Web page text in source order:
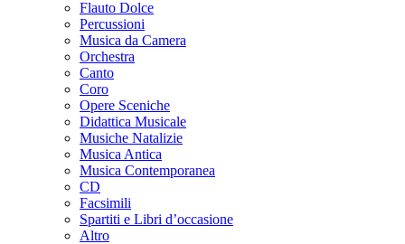
Flauto Dolce
Percussioni
Musica da Camera
Orchestra
Canto
Coro
Opere Sceniche
Didattica Musicale
Musiche Natalizie
Musica Antica
Musica Contemporanea
CD
Facsimili
Spartiti e Libri d’occasione
Altro